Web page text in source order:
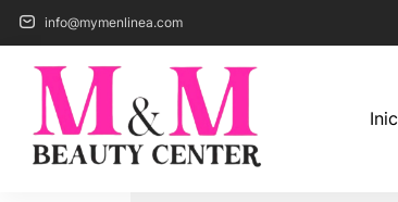
info@mymenlinea.com